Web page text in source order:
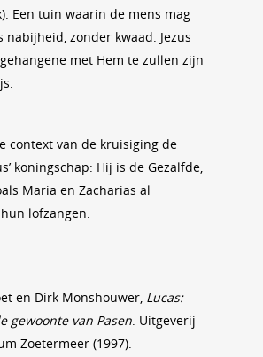
Een tuin waarin de mens mag
nabijheid, zonder kwaad. Jezus
met Hem te zullen zijn
context van de kruisiging de
koningschap: Hij is de Gezalfde,
Maria en Zacharias al
lofzangen.
en Dirk Monshouwer, Lucas:
gewoonte van Pasen. Uitgeverij
Zoetermeer (1997).